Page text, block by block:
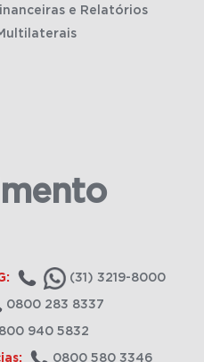
e Relatórios
(31) 3219-8000
0800 283 8337
940 5832
0800 580 3346